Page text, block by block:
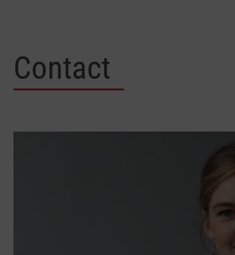
Contact